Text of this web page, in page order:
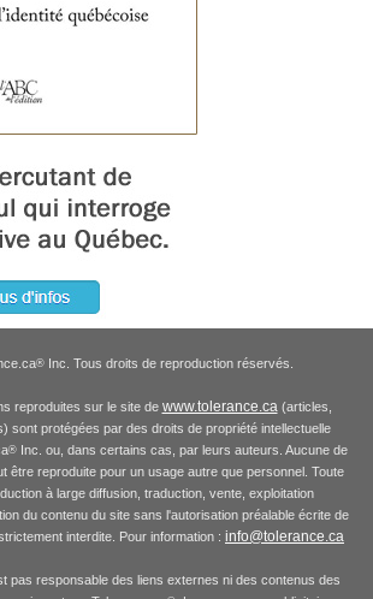
®Inc. Tous droits de reproduction réservés.
reproduites sur le site de www.tolerance.ca(articles,
sont protégées par des droits de propriété intellectuelle
® Inc. ou, dans certains cas, par leurs auteurs. Aucune de
être reproduite pour un usage autre que personnel. Toute
à large diffusion, traduction, vente, exploitation
du contenu du site sans l'autorisation préalable écrite de
interdite. Pour information : info@tolerance.ca
pas responsable des liens externes ni des contenus des